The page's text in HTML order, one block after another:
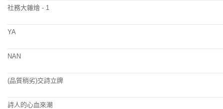
社務大雜燴 - 1
YA
NAN
(品質稍劣)交詩立牌
詩人的心血來潮